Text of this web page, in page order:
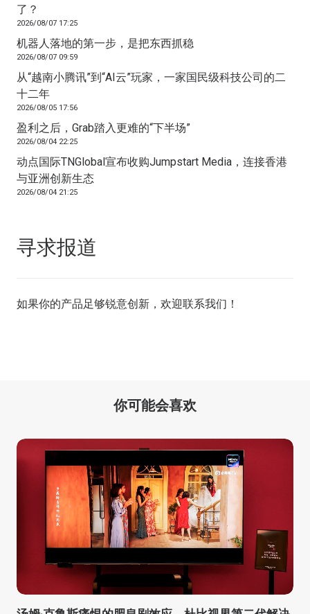
了？
2026/08/07 17:25
机器人落地的第一步，是把东西抓稳
2026/08/07 09:59
从“越南小腾讯”到“AI云”玩家，一家国民级科技公司的二
十二年
2026/08/05 17:56
盈利之后，Grab踏入更难的“下半场”
2026/08/04 22:25
动点国际TNGlobal宣布收购Jumpstart Media，连接香港
与亚洲创新生态
2026/08/04 21:25
寻求报道
如果你的产品足够锐意创新，欢迎联系我们 ！
你可能会喜欢